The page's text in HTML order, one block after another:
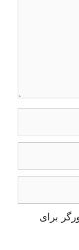
برای